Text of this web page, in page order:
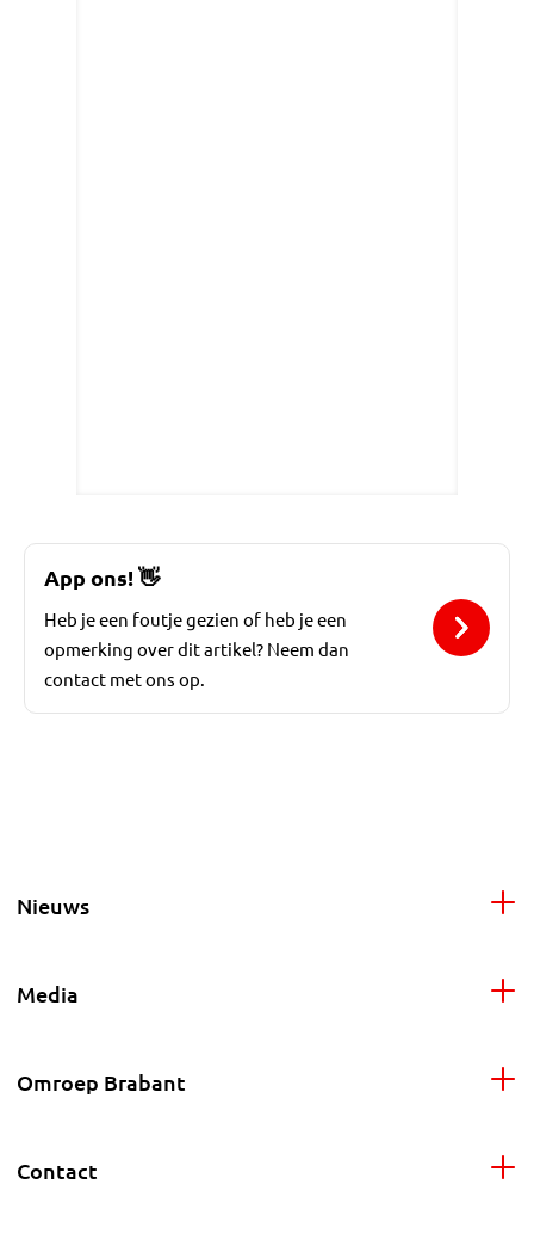
App ons! 👋
Heb je een foutje gezien of heb je een
opmerking over dit artikel? Neem dan
contact met ons op.
Nieuws
Media
Omroep Brabant
Contact